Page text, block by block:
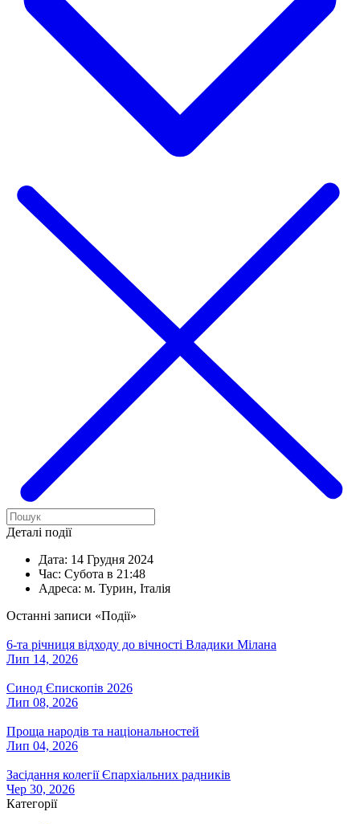
Деталі події
Дата: 14 Грудня 2024
Час: Субота в 21:48
Адреса: м. Турин, Італія
Останні записи «Події»
6-та річниця відходу до вічності Владики Мілана
Лип 14, 2026
Синод Єпископів 2026
Лип 08, 2026
Проща народів та національностей
Лип 04, 2026
Засідання колегії Єпархіальних радників
Чер 30, 2026
Категорії